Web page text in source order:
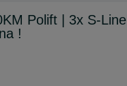
Polift | 3x S-Line |
!